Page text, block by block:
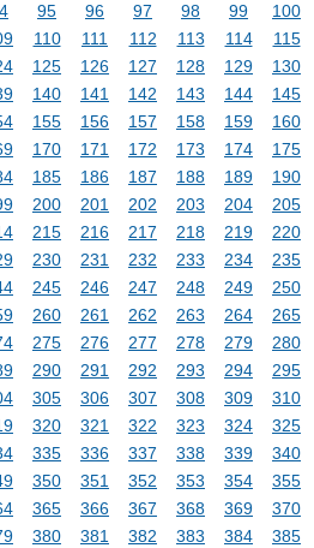
95 96 97 98 99
100
110 111 112 113 114
115
125 126 127 128 129
130
140 141 142 143 144
145
155 156 157 158 159
160
170 171 172 173 174
175
185 186 187 188 189
190
200 201 202 203 204
205
215 216 217 218 219
220
230 231 232 233 234
235
245 246 247 248 249
250
260 261 262 263 264
265
275 276 277 278 279
280
290 291 292 293 294
295
305 306 307 308 309
310
320 321 322 323 324
325
335 336 337 338 339
340
350 351 352 353 354
355
365 366 367 368 369
370
380 381 382 383 384
385